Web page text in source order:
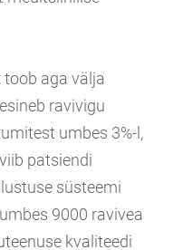
aga välja
ravivigu
umbes 3%-l,
patsiendi
süsteemi
9000 ravivea
kvaliteedi